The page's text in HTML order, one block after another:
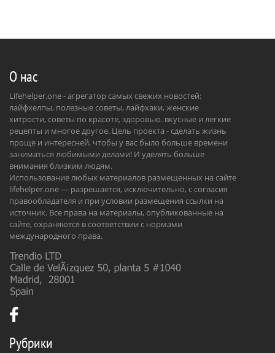
О нас
Lifehelper.one - агрегатор самых свежих новостей:
лайфхелпы, полезные советы, лайфхаки, женские
хитрости, советы по красоте, здоровью. вкусные и легкие
рецепты и многое другое. Цель проекта - сделать жизнь
проще и интересней, чтобы у вас было больше времени
заниматься любимыми делами! И уделять больше
внимания близким людям.
Использование любых материалов размещенных на сайте
lifehelper.one — разрешается, исключительно, с согласия
правообладателя и при условии размещения ссылки на
источник. Все права на материалы, опубликованные на
сайте, охраняются в соответствии с нормами
международного права.
Рубрики